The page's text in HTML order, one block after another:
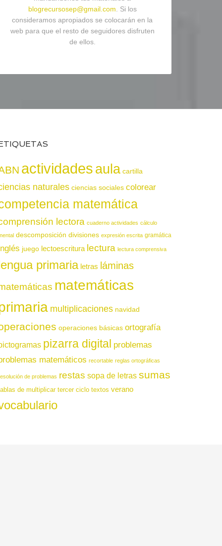
blogrecursosep@gmail.com . Si los
consideramos apropiados se colocarán en la
web para que el resto de seguidores disfruten
de ellos.
actividadesaula cartilla
naturales ciencias sociales colorear
matemática
lectora cuaderno actividades cálculo
descomposición divisiones expresión escrita gramática
juego lectoescritura lectura lectura comprensiva
primaria letras láminas
matemáticas
multiplicaciones navidad
operaciones básicas ortografía
pizarra digital problemas
matemáticos recortable reglas ortográficas
de problemas restas sopa de letras sumas
de multiplicar tercer ciclo textos verano